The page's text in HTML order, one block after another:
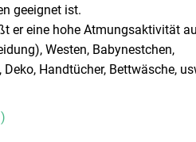
geeignet ist.
er eine hohe Atmungsaktivität
Westen, Babynestchen,
Handtücher, Bettwäsche,